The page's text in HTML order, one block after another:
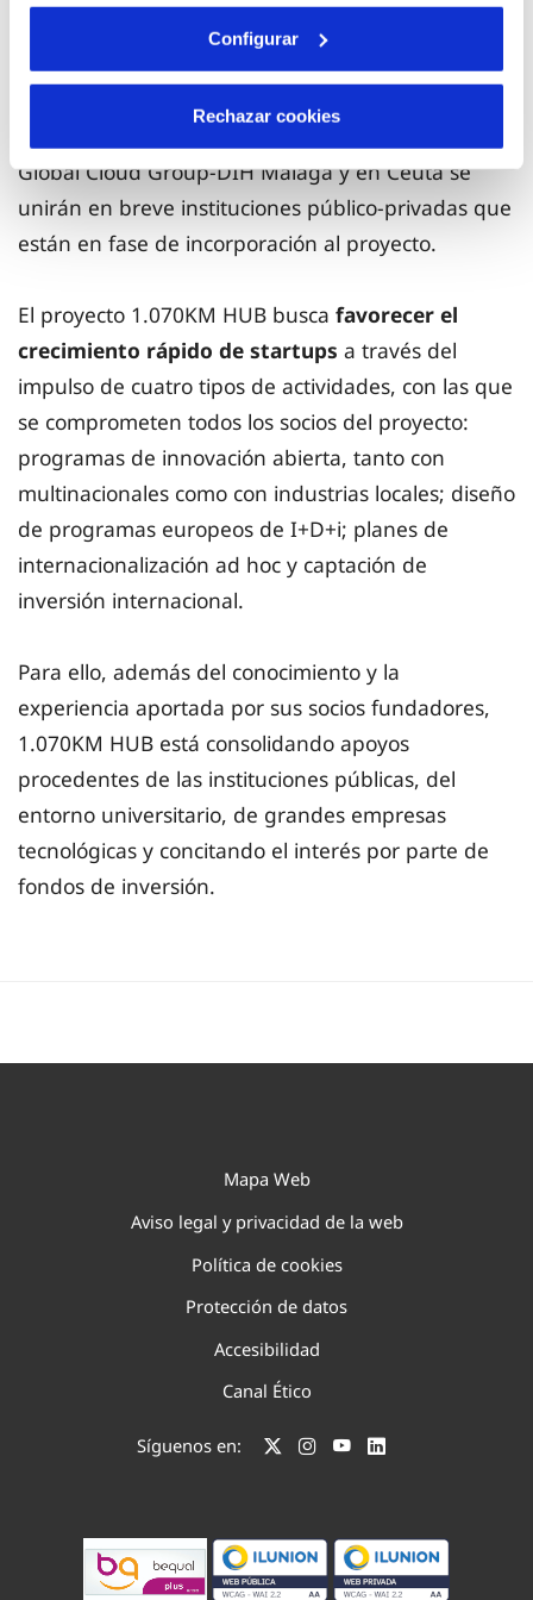
Configurar
Rechazar cookies
Baleares; en Castellón, Aerocas, la empresa que
gestiona el Aeropuerto de Castellón; en Valencia,
Global Cloud Group-DIH Málaga y en Ceuta se
unirán en breve instituciones público-privadas que
están en fase de incorporación al proyecto.
El proyecto 1.070KM HUB busca favorecer el
crecimiento rápido de startups a través del
impulso de cuatro tipos de actividades, con las que
se comprometen todos los socios del proyecto:
programas de innovación abierta, tanto con
multinacionales como con industrias locales; diseño
de programas europeos de I+D+i; planes de
internacionalización ad hoc y captación de
inversión internacional.
Para ello, además del conocimiento y la
experiencia aportada por sus socios fundadores,
1.070KM HUB está consolidando apoyos
procedentes de las instituciones públicas, del
entorno universitario, de grandes empresas
tecnológicas y concitando el interés por parte de
fondos de inversión.
Mapa Web
Aviso legal y privacidad de la web
Política de cookies
Protección de datos
Accesibilidad
Canal Ético
Síguenos en: